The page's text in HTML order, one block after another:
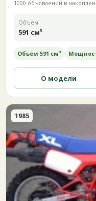
1000 объявлений в
Объём
591 см³
Объём 591 см³
О модели
1985